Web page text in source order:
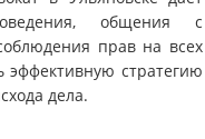
общения с
прав на всех
эффективную стратегию
дела.